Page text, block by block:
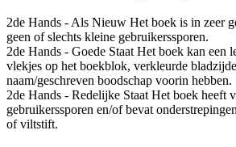
2de Hands - Als Nieuw Het boek is in zeer
geen of slechts kleine gebruikerssporen.
2de Hands - Goede Staat Het boek kan een
vlekjes op het boekblok, verkleurde
naam/geschreven boodschap voorin hebben.
2de Hands - Redelijke Staat Het boek heeft
gebruikerssporen en/of bevat
of viltstift.